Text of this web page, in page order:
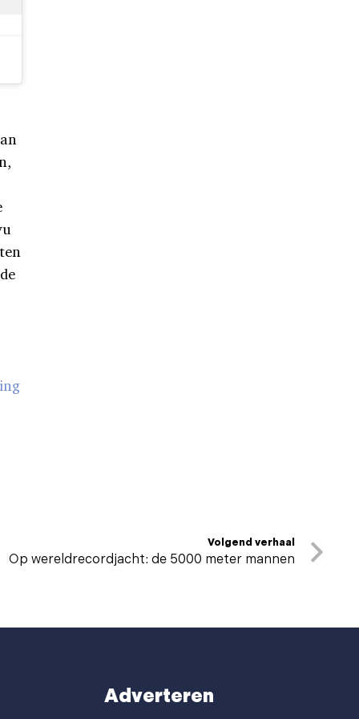
Volgend verhaal
Op wereldrecordjacht: de 5000 meter mannen
Adverteren